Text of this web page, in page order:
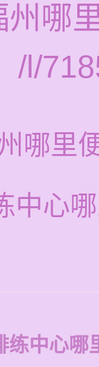
州哪
/l/
哪里
中心
练中心哪